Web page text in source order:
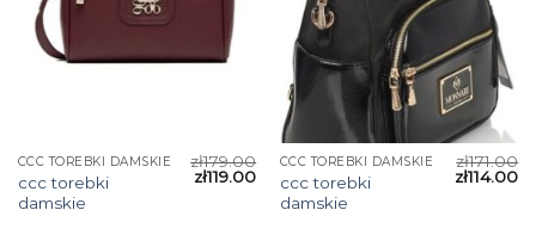
CCC TOREBKI DAMSKIE
ccc torebki
damskie
zł179.00
zł119.00
CCC TOREBKI DAMSKIE
ccc torebki
damskie
zł171.00
zł114.00